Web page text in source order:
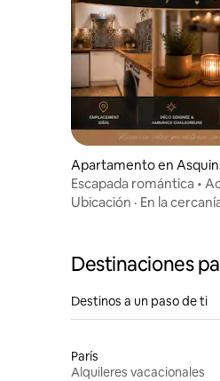
Apartamento en
Escapada romántica •
cerca de Vézelay
Ubicación · En la
Destinaciones
Destinos a un paso de ti
París
Alquileres vacacionales